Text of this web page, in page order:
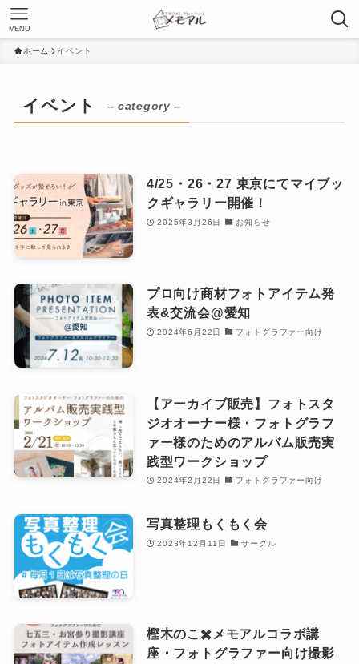
MENU
ホーム イベント
イベント – category –
4/25・26・27 東京にてマイブッ
クギャラリー開催！
2025年3月26日 お知らせ
プロ向け商材フォトアイテム発
表&交流会@愛知
2024年6月22日 フォトグラファー向け
【アーカイブ販売】フォトスタ
ジオオーナー様・フォトグラフ
ァー様のためのアルバム販売実
践型ワークショップ
2024年2月22日 フォトグラファー向け
写真整理もくもく会
2023年12月11日 サークル
樫木のこ✖️メモアルコラボ講
座・フォトグラファー向け撮影